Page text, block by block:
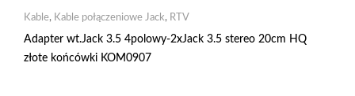
Kable, Kable połączeniowe Jack, RTV
Adapter wt.Jack 3.5 4polowy-2xJack 3.5 stereo 20cm HQ
złote końcówki KOM0907